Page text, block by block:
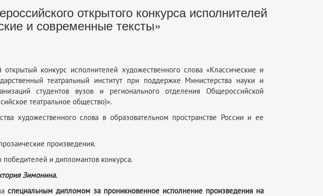
открытого конкурса исполнителей
и современные тексты»
конкурс исполнителей художественного слова «Классические и
театральный институт при поддержке Министерства науки и
студентов вузов и регионального отделения Общероссийской
театральное общество)».
художественного слова в образовательном пространстве России и ее
произведения.
и дипломантов конкурса.
Зимонина.
специальным дипломом за проникновенное исполнение произведения на